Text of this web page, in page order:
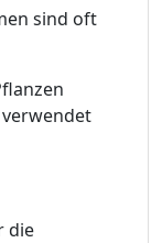
sind oft
die